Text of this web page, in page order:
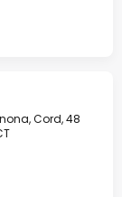
Cord, 48